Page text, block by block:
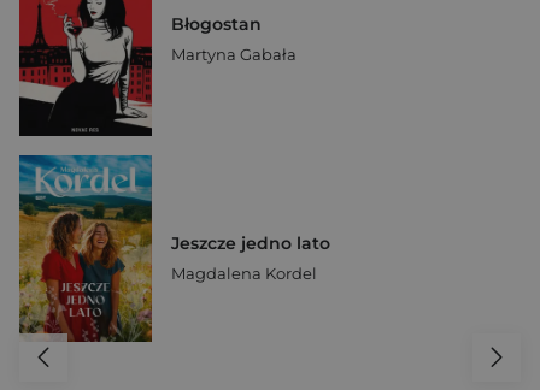
Błogostan
Martyna Gabała
Jeszcze jedno lato
Magdalena Kordel